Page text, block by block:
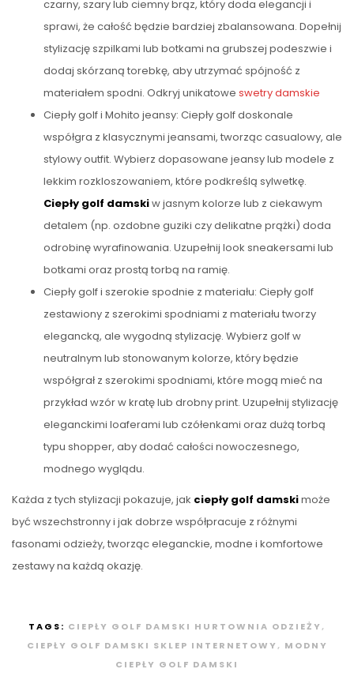
czarny, szary lub ciemny brąz, który doda elegancji i
sprawi, że całość będzie bardziej zbalansowana. Dopełnij
stylizację szpilkami lub botkami na grubszej podeszwie i
dodaj skórzaną torebkę, aby utrzymać spójność z
materiałem spodni. Odkryj unikatowe swetry damskie
Ciepły golf i Mohito jeansy: Ciepły golf doskonale
współgra z klasycznymi jeansami, tworząc casualowy, ale
stylowy outfit. Wybierz dopasowane jeansy lub modele z
lekkim rozkloszowaniem, które podkreślą sylwetkę.
Ciepły golf damskiw jasnym kolorze lub z ciekawym
detalem (np. ozdobne guziki czy delikatne prążki) doda
odrobinę wyrafinowania. Uzupełnij look sneakersami lub
botkami oraz prostą torbą na ramię.
Ciepły golf i szerokie spodnie z materiału: Ciepły golf
zestawiony z szerokimi spodniami z materiału tworzy
elegancką, ale wygodną stylizację. Wybierz golf w
neutralnym lub stonowanym kolorze, który będzie
współgrał z szerokimi spodniami, które mogą mieć na
przykład wzór w kratę lub drobny print. Uzupełnij stylizację
eleganckimi loaferami lub czółenkami oraz dużą torbą
typu shopper, aby dodać całości nowoczesnego,
modnego wyglądu.
Każda z tych stylizacji pokazuje, jak ciepły golf damskimoże
być wszechstronny i jak dobrze współpracuje z różnymi
fasonami odzieży, tworząc eleganckie, modne i komfortowe
zestawy na każdą okazję.
TAGS: CIEPŁY GOLF DAMSKI HURTOWNIA ODZIEŻY ,
CIEPŁY GOLF DAMSKI SKLEP INTERNETOWY , MODNY
CIEPŁY GOLF DAMSKI